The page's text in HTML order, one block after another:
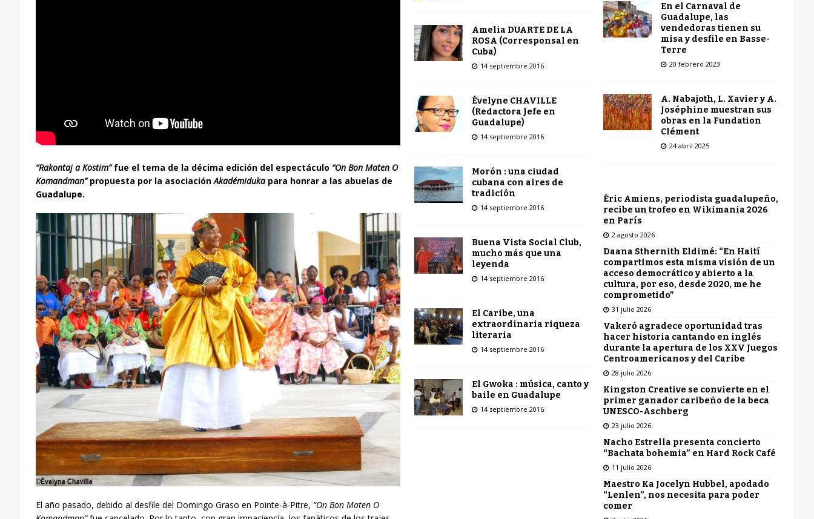
“Rakontaj a Kostim”fue el tema de la décima edición del espectáculo “On Bon Maten O
Komandman”propuesta por la asociaciónAkadémidukapara honrar a las abuelas de
Guadalupe.
El año pasado, debido al desfile del Domingo Graso en Pointe-à-Pitre, “On Bon Maten O
Amelia DUARTE DE LA
ROSA (Corresponsal en
Cuba)
14 septiembre 2016
Évelyne CHAVILLE
(Redactora Jefe en
Guadalupe)
14 septiembre 2016
Morón : una ciudad
cubana con aires de
tradición
14 septiembre 2016
Buena Vista Social Club,
mucho más que una
leyenda
14 septiembre 2016
El Caribe, una
extraordinaria riqueza
literaria
14 septiembre 2016
El Gwoka : música, canto y
baile en Guadalupe
14 septiembre 2016
En el Carnaval de
Guadalupe, las
vendedoras tienen su
misa y desfile en Basse-
Terre
20 febrero 2023
A. Nabajoth, L. Xavier y A.
Joséphine muestran sus
obras en la Fundation
Clément
24 abril 2025
Éric Amiens, periodista guadalupeño,
recibe un trofeo en Wikimania 2026
en París
2 agosto 2026
Daana Sthernith Eldimé: “En Haití
compartimos esta misma visión de un
acceso democrático y abierto a la
cultura, por eso, desde 2020, me he
comprometido”
31 julio 2026
Vakeró agradece oportunidad tras
hacer historia cantando en inglés
durante la apertura de los XXV Juegos
Centroamericanos y del Caribe
28 julio 2026
Kingston Creative se convierte en el
primer ganador caribeño de la beca
UNESCO-Aschberg
23 julio 2026
Nacho Estrella presenta concierto
“Bachata bohemia” en Hard Rock Café
11 julio 2026
Maestro Ka Jocelyn Hubbel, apodado
“Lenlen”, nos necesita para poder
comer